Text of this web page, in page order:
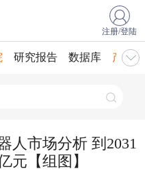
注册/登陆
研究报告 数据库 产业
人市场分析 到2031
元【组图】